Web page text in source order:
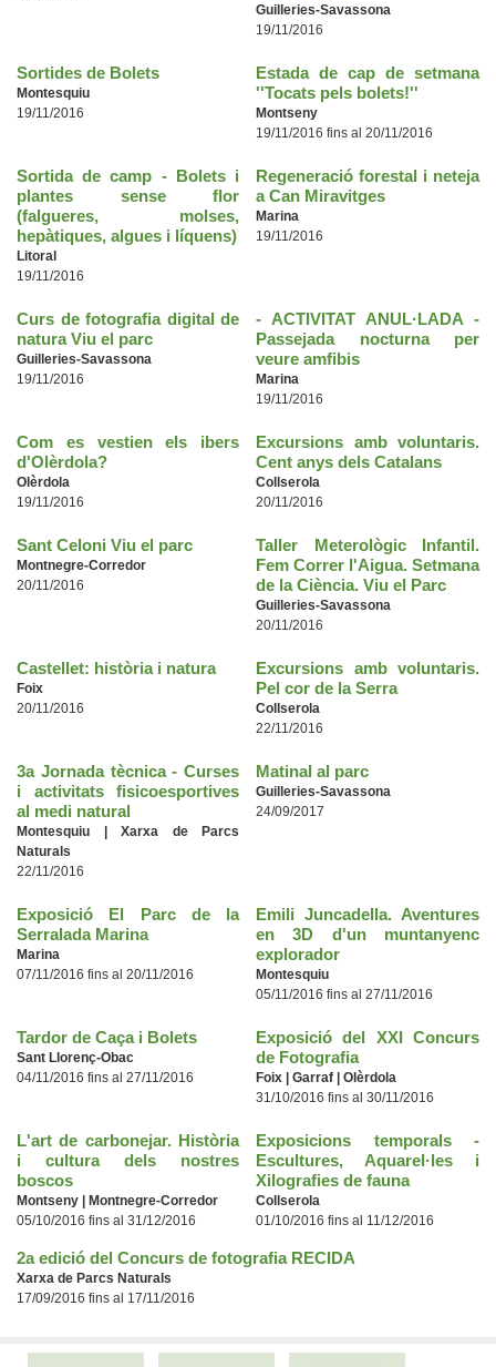
Guilleries-Savassona
19/11/2016
Sortides de Bolets
Montesquiu
19/11/2016
Estada de cap de setmana
''Tocats pels bolets!''
Montseny
19/11/2016 fins al 20/11/2016
Sortida de camp - Bolets i
plantes sense flor
(falgueres, molses,
hepàtiques, algues i líquens)
Litoral
19/11/2016
Regeneració forestal i neteja
a Can Miravitges
Marina
19/11/2016
Curs de fotografia digital de
natura Viu el parc
Guilleries-Savassona
19/11/2016
- ACTIVITAT ANUL·LADA -
Passejada nocturna per
veure amfibis
Marina
19/11/2016
Com es vestien els ibers
d'Olèrdola?
Olèrdola
19/11/2016
Excursions amb voluntaris.
Cent anys dels Catalans
Collserola
20/11/2016
Sant Celoni Viu el parc
Montnegre-Corredor
20/11/2016
Taller Meterològic Infantil.
Fem Correr l'Aigua. Setmana
de la Ciència. Viu el Parc
Guilleries-Savassona
20/11/2016
Castellet: història i natura
Foix
20/11/2016
Excursions amb voluntaris.
Pel cor de la Serra
Collserola
22/11/2016
3a Jornada tècnica - Curses
i activitats fisicoesportives
al medi natural
Montesquiu | Xarxa de Parcs
Naturals
22/11/2016
Matinal al parc
Guilleries-Savassona
24/09/2017
Exposició El Parc de la
Serralada Marina
Marina
07/11/2016 fins al 20/11/2016
Emili Juncadella. Aventures
en 3D d'un muntanyenc
explorador
Montesquiu
05/11/2016 fins al 27/11/2016
Tardor de Caça i Bolets
Sant Llorenç-Obac
04/11/2016 fins al 27/11/2016
Exposició del XXI Concurs
de Fotografia
Foix | Garraf | Olèrdola
31/10/2016 fins al 30/11/2016
L'art de carbonejar. Història
i cultura dels nostres
boscos
Montseny | Montnegre-Corredor
05/10/2016 fins al 31/12/2016
Exposicions temporals -
Escultures, Aquarel·les i
Xilografies de fauna
Collserola
01/10/2016 fins al 11/12/2016
2a edició del Concurs de fotografia RECIDA
Xarxa de Parcs Naturals
17/09/2016 fins al 17/11/2016